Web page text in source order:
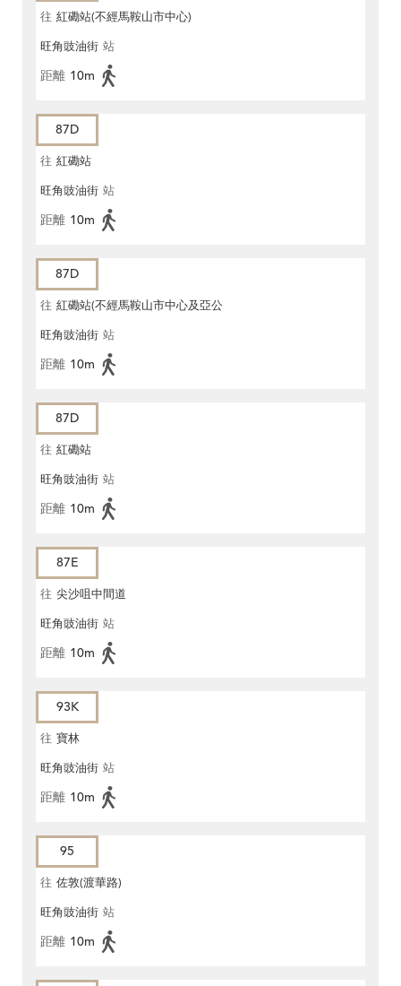
往 紅磡站(不經馬鞍山市中心)
旺角豉油街 站
距離 10m
87D
往 紅磡站
旺角豉油街 站
距離 10m
87D
往 紅磡站(不經馬鞍山市中心及亞公
角街)
旺角豉油街 站
距離 10m
87D
往 紅磡站
旺角豉油街 站
距離 10m
87E
往 尖沙咀中間道
旺角豉油街 站
距離 10m
93K
往 寶林
旺角豉油街 站
距離 10m
95
往 佐敦(渡華路)
旺角豉油街 站
距離 10m